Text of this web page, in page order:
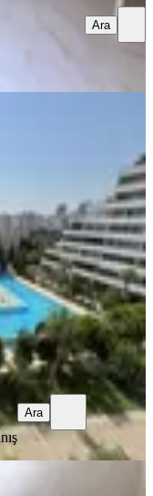
Ara
Ara
Parkına